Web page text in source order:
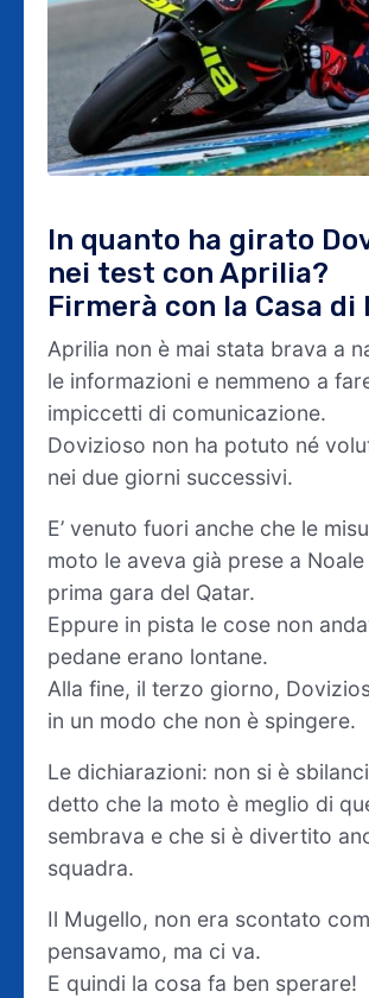
In quanto ha girato
nei test con Aprilia?
Firmerà con la Casa di
Aprilia non è mai stata brava a
le informazioni e nemmeno a
impiccetti di comunicazione.
Dovizioso non ha potuto né
nei due giorni successivi.
E’ venuto fuori anche che le
moto le aveva già prese a
prima gara del Qatar.
Eppure in pista le cose non
pedane erano lontane.
Alla fine, il terzo giorno,
in un modo che non è spingere.
Le dichiarazioni: non si è
detto che la moto è meglio di
sembrava e che si è divertito
squadra.
Il Mugello, non era scontato
pensavamo, ma ci va.
E quindi la cosa fa ben sperare!